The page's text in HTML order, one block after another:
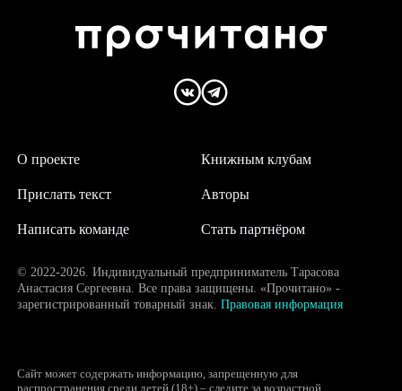
О проекте
Написать команде
Авторы
Прислать текст
Книжным клубам
Стать партнёром
© 2022-2026. Индивидуальный предприниматель Тарасова
Анастасия Сергеевна. Все права защищены. «Прочитано» -
зарегистрированный товарный знак. Правовая информация
Сайт может содержать информацию, запрещенную для
распространения среди детей (18+) – следите за возрастной